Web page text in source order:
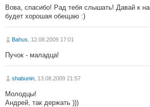
Вова, спасибо! Рад тебя слышать! Давай к
будет хорошая обещаю :)
Bahus , 12.08.2009 17:01
Пучок - маладца!
shabunin , 13.08.2009 21:57
Молодцы!
Андрей, так держать )))